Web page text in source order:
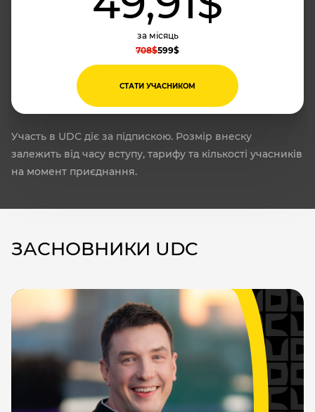
за місяць
708$599$
СТАТИ УЧАСНИКОМ
Участь в UDC діє за підпискою. Розмір внеску
залежить від часу вступу, тарифу та кількості учасників
на момент приєднання.
ЗАСНОВНИКИ UDC